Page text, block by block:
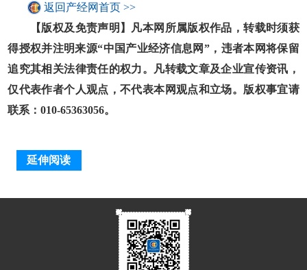
返回产经网首页 >>
【版权及免责声明】凡本网所属版权作品，转载时须获
得授权并注明来源“中国产业经济信息网”，违者本网将保留
追究其相关法律责任的权力。凡转载文章及企业宣传资讯，
仅代表作者个人观点，不代表本网观点和立场。版权事宜请
联系：010-65363056。
延伸阅读